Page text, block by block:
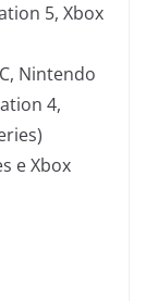
5, Xbox
Nintendo
4,
e Xbox